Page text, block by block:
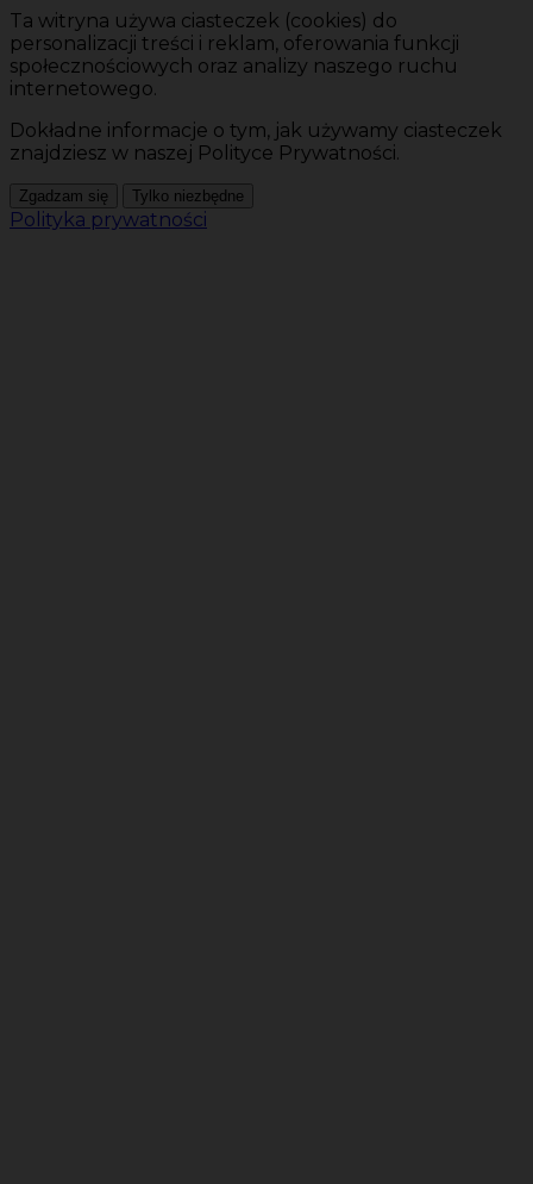
Ta witryna używa ciasteczek (cookies) do
personalizacji treści i reklam, oferowania funkcji
społecznościowych oraz analizy naszego ruchu
internetowego.
Dokładne informacje o tym, jak używamy ciasteczek
znajdziesz w naszej Polityce Prywatności.
Zgadzam się Tylko niezbędne
Polityka prywatności